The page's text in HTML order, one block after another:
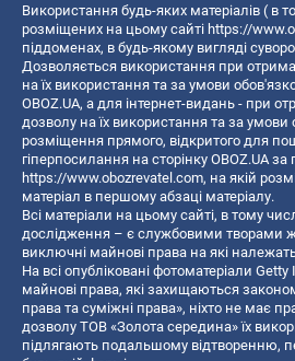
Використання будь-яких матеріалів ( в
розміщених на цьому сайті https://
піддоменах, в будь-якому вигляді
Дозволяється використання при
на їх використання та за умови
OBOZ.UA, а для інтернет-видань - при
дозволу на їх використання та за умови
розміщення прямого, відкритого для
гіперпосилання на сторінку OBOZ.UA
https://www.obozrevatel.com, на якій
матеріал в першому абзаці матеріалу.
Всі матеріали на цьому сайті, в тому
дослідження – є службовими творами
виключні майнові права на які
На всі опубліковані фотоматеріали
майнові права, які захищаються
права та суміжні права», ніхто не має
дозволу ТОВ «Золота середина» їх
підлягають подальшому відтворенню,